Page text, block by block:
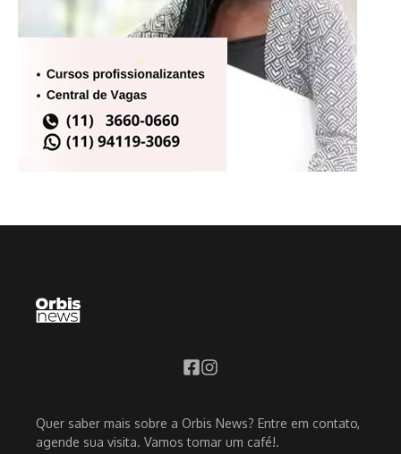
Quer saber mais sobre a Orbis News? Entre em contato,
agende sua visita. Vamos tomar um café!.